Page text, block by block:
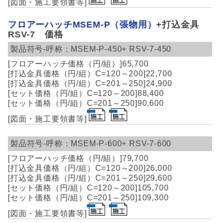
フロアーハッチMSEM-P（張物用）+打込金具
RSV-7 価格
MSEM-P-450+ RSV-7-450
65,700
22,700
24,900
88,400
90,600
MSEM-P-600+ RSV-7-600
79,700
26,000
29,600
105,700
109,300